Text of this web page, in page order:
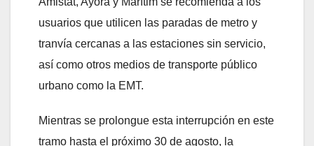
usuarios que utilicen las paradas de metro y
tranvía cercanas a las estaciones sin servicio,
así como otros medios de transporte público
urbano como la EMT.
Mientras se prolongue esta interrupción en este
tramo hasta el próximo 30 de agosto, la